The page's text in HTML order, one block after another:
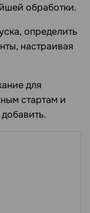
обработки.
определить
настраивая
для
стартам и